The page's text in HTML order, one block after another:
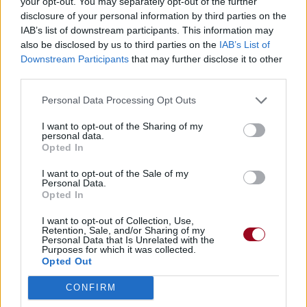
disclosure of your personal information by third parties on the
IAB’s list of downstream participants. This information may
also be disclosed by us to third parties on the IAB’s List of
Downstream Participants that may further disclose it to other
Personal Data Processing Opt Outs
I want to opt-out of the Sharing of my
personal data.
Opted In
I want to opt-out of the Sale of my
Personal Data.
Opted In
I want to opt-out of Collection, Use,
Retention, Sale, and/or Sharing of my
Personal Data that Is Unrelated with the
Purposes for which it was collected.
Opted Out
CONFIRM